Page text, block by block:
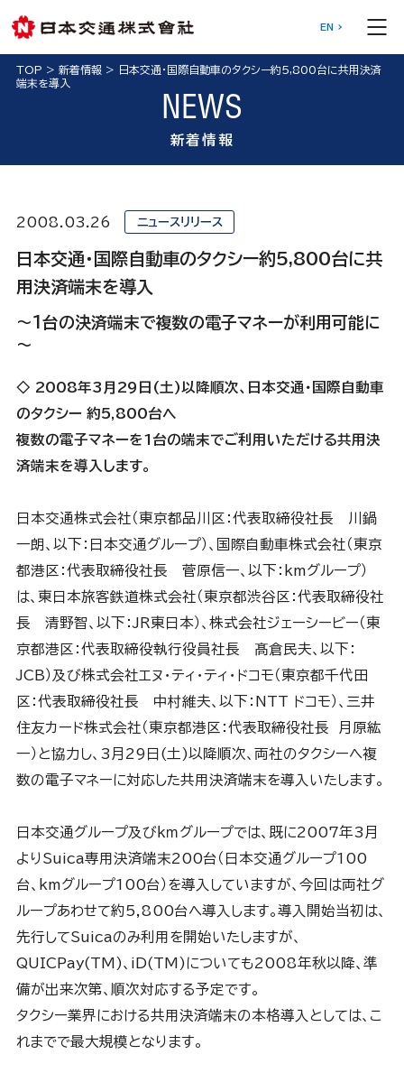
EN
TOP > 新着情報> 日本交通・国際自動車のタクシー約5,800台に共用決済
端末を導入
NEWS
新着情報
2008.03.26 ニュースリリース
日本交通・国際自動車のタクシー約5,800台に共
用決済端末を導入
～1台の決済端末で複数の電子マネーが利用可能に
～
◇ 2008年3月29日(土)以降順次、日本交通・国際自動車
のタクシー 約5,800台へ
複数の電子マネーを1台の端末でご利用いただける共用決
済端末を導入します。
日本交通株式会社（東京都品川区：代表取締役社長 川鍋
一朗、以下：日本交通グループ）、国際自動車株式会社（東京
都港区：代表取締役社長 菅原信一、以下：kmグループ）
は、東日本旅客鉄道株式会社（東京都渋谷区：代表取締役社
長 清野智、以下：JR東日本）、株式会社ジェーシービー（東
京都港区：代表取締役執行役員社長 髙倉民夫、以下：
JCB）及び株式会社エヌ・ティ・ティ・ドコモ（東京都千代田
区：代表取締役社長 中村維夫、以下：NTT ドコモ）、三井
住友カード株式会社（東京都港区：代表取締役社長 月原紘
一）と協力し、3月29日(土)以降順次、両社のタクシーへ複
数の電子マネーに対応した共用決済端末を導入いたします。
日本交通グループ及びｋｍグループでは、既に2007年3月
よりSuica専用決済端末200台（日本交通グループ100
台、kmグループ100台）を導入していますが、今回は両社グ
ループあわせて約5,800台へ導入します。導入開始当初は、
先行してSuicaのみ利用を開始いたしますが、
QUICPay(TM)、iD(TM)についても2008年秋以降、準
備が出来次第、順次対応する予定です。
タクシー業界における共用決済端末の本格導入としては、こ
れまでで最大規模となります。